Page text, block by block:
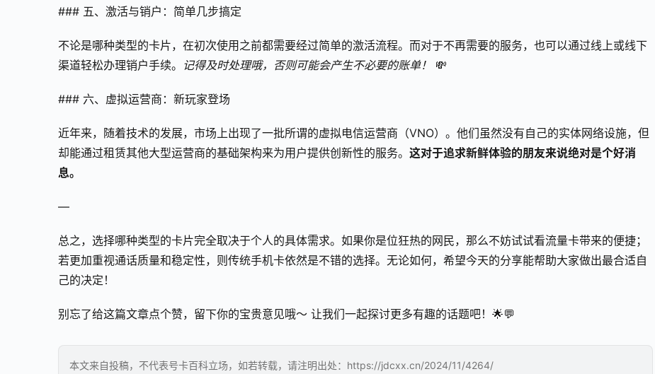
### 五、激活与销户：简单几步搞定
不论是哪种类型的卡片，在初次使用之前都需要经过简单的激活流程。而对于不再需要的服务，也可以通过线上或线下
渠道轻松办理销户手续。 记得及时处理哦，否则可能会产生不必要的账单！ 💸
### 六、虚拟运营商：新玩家登场
近年来，随着技术的发展，市场上出现了一批所谓的虚拟电信运营商（VNO）。他们虽然没有自己的实体网络设施，但
却能通过租赁其他大型运营商的基础架构来为用户提供创新性的服务。 这对于追求新鲜体验的朋友来说绝对是个好消
息。
—
总之，选择哪种类型的卡片完全取决于个人的具体需求。如果你是位狂热的网民，那么不妨试试看流量卡带来的便捷；
若更加重视通话质量和稳定性，则传统手机卡依然是不错的选择。无论如何，希望今天的分享能帮助大家做出最合适自
己的决定！
别忘了给这篇文章点个赞，留下你的宝贵意见哦～ 让我们一起探讨更多有趣的话题吧！🌟💬
本文来自投稿，不代表号卡百科立场，如若转载，请注明出处：https://jdcxx.cn/2024/11/4264/